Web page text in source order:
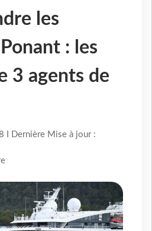
les
: les
3 agents de
I Dernière Mise à jour :